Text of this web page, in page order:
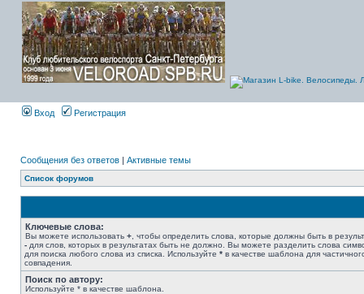
Вход Регистрация
Сообщения без ответов | Активные темы
Список форумов
Ключевые слова:
Вы можете использовать + , чтобы определить слова, которые должны быть в
- для слов, которых в результатах быть не должно. Вы можете разделить слова
для поиска любого слова из списка. Используйте * в качестве шаблона для
совпадения.
Поиск по автору:
Используйте * в качестве шаблона.